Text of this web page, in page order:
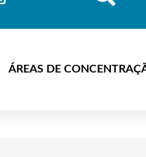
ÁREAS DE